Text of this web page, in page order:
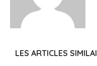
LES ARTICLES